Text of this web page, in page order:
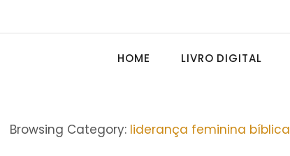
HOME LIVRO DIGITAL
Browsing Category: liderança feminina bíblica